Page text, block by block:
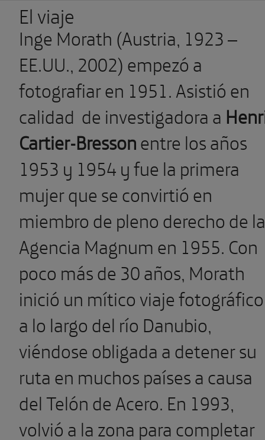
El viaje
Inge Morath (Austria, 1923 –
EE.UU., 2002) empezó a
fotografiar en 1951. Asistió en
calidad de investigadora a
Cartier-Bressonentre los años
1953 y 1954 y fue la primera
mujer que se convirtió en
miembro de pleno derecho de la
Agencia Magnum en 1955. Con
poco más de 30 años, Morath
inició un mítico viaje fotográfico
a lo largo del río Danubio,
viéndose obligada a detener su
ruta en muchos países a causa
del Telón de Acero. En 1993,
volvió a la zona para completar